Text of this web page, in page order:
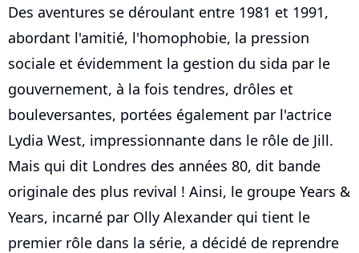
Des aventures se déroulant entre 1981 et 1991,
abordant l'amitié, l'homophobie, la pression
sociale et évidemment la gestion du sida par le
gouvernement, à la fois tendres, drôles et
bouleversantes, portées également par l'actrice
Lydia West, impressionnante dans le rôle de Jill.
Mais qui dit Londres des années 80, dit bande
originale des plus revival ! Ainsi, le groupe Years &
Years, incarné par Olly Alexander qui tient le
premier rôle dans la série, a décidé de reprendre